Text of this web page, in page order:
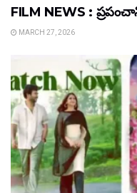
FILM NEWS :
MARCH 27, 2026